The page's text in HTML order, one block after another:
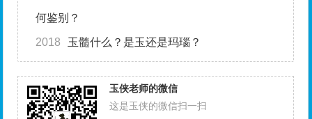
何鉴别？
2018 玉髓什么？是玉还是玛瑙？
玉侠老师的微信
这是玉侠的微信扫一扫